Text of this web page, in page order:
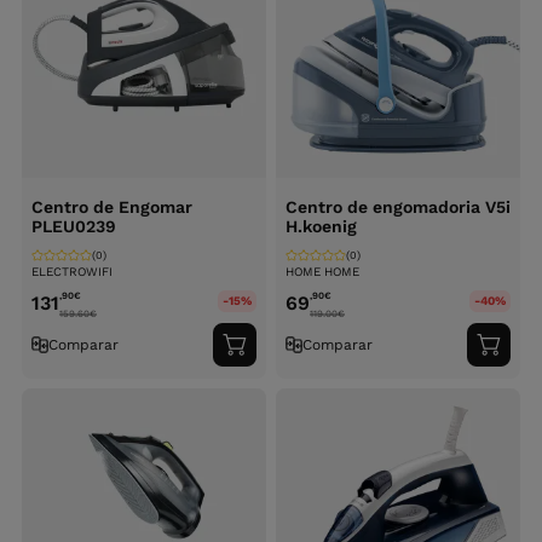
Centro de Engomar
PLEU0239
ELECTROWIFI
(0)
131,90€
159.60€
-15%
Comparar
Adicionar
ao
Centro de engomadoria V5i
H.koenig
HOME HOME
(0)
69,90€
119.00€
-40%
Comparar
ao